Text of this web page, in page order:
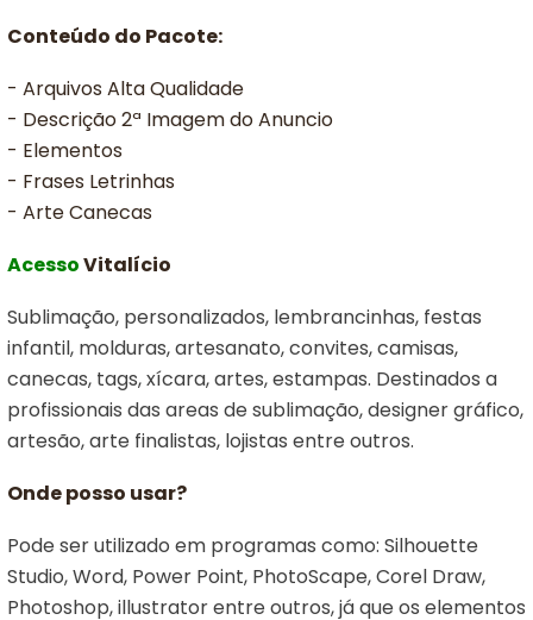
Conteúdo do Pacote:
- Arquivos Alta Qualidade
- Descrição 2ª Imagem do Anuncio
- Elementos
- Frases Letrinhas
- Arte Canecas
AcessoVitalício
Sublimação, personalizados, lembrancinhas, festas
infantil, molduras, artesanato, convites, camisas,
canecas, tags, xícara, artes, estampas. Destinados a
profissionais das areas de sublimação, designer gráfico,
artesão, arte finalistas, lojistas entre outros.
Onde posso usar?
Pode ser utilizado em programas como: Silhouette
Studio, Word, Power Point, PhotoScape, Corel Draw,
Photoshop, illustrator entre outros, já que os elementos